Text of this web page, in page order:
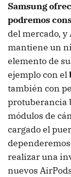
Samsung
podremos
del mercado,
mantiene un
elemento de
ejemplo con el
también con
protuberancia
módulos de
cargado el
realizar una
nuevos